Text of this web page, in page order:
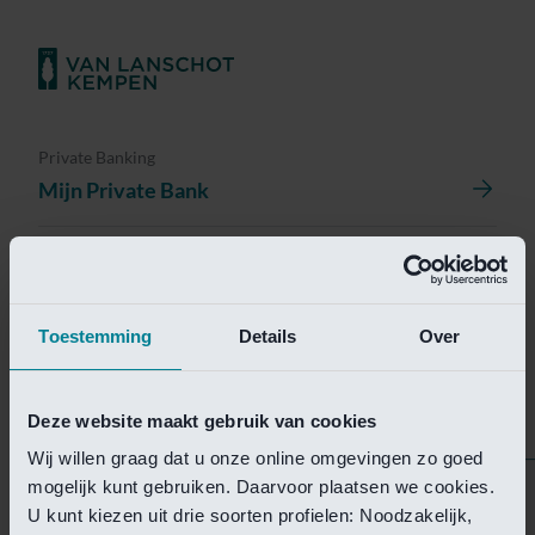
Toestemming Details Over
Deze website maakt gebruik van cookies
Wij willen graag dat u onze online omgevingen zo goed
mogelijk kunt gebruiken. Daarvoor plaatsen we cookies.
U kunt kiezen uit drie soorten profielen: Noodzakelijk,
Private Banking
Mijn Private Bank
Helaas is deze pagina